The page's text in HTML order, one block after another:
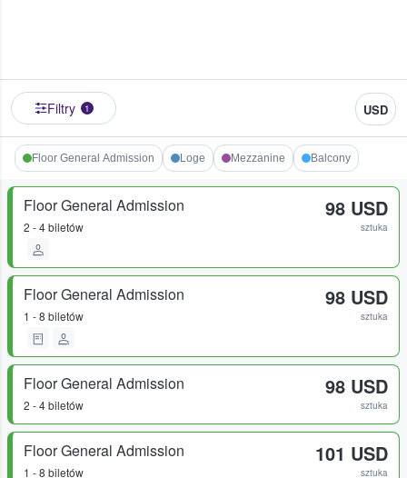
Filtry 1 USD
Floor General Admission Loge Mezzanine Balcony
Floor General Admission
2 - 4 biletów
98 USD
sztuka
Floor General Admission
1 - 8 biletów
98 USD
sztuka
Floor General Admission
2 - 4 biletów
98 USD
sztuka
Floor General Admission
1 - 8 biletów
101 USD
sztuka